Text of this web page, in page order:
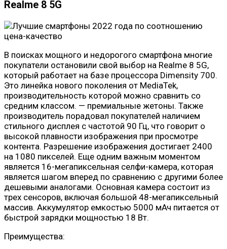
Realme 8 5G
В поисках мощного и недорогого смартфона многие
покупатели остановили свой выбор на Realme 8 5G,
который работает на базе процессора Dimensity 700.
Это линейка нового поколения от MediaTek,
производительность которой можно сравнить со
средним классом. — премиальные жетоны. Также
производитель порадовал покупателей наличием
стильного дисплея с частотой 90 Гц, что говорит о
высокой плавности изображения при просмотре
контента. Разрешение изображения достигает 2400
на 1080 пикселей. Еще одним важным моментом
является 16-мегапиксельная селфи-камера, которая
является шагом вперед по сравнению с другими более
дешевыми аналогами. Основная камера состоит из
трех сенсоров, включая большой 48-мегапиксельный
массив. Аккумулятор емкостью 5000 мАч питается от
быстрой зарядки мощностью 18 Вт.
Преимущества: